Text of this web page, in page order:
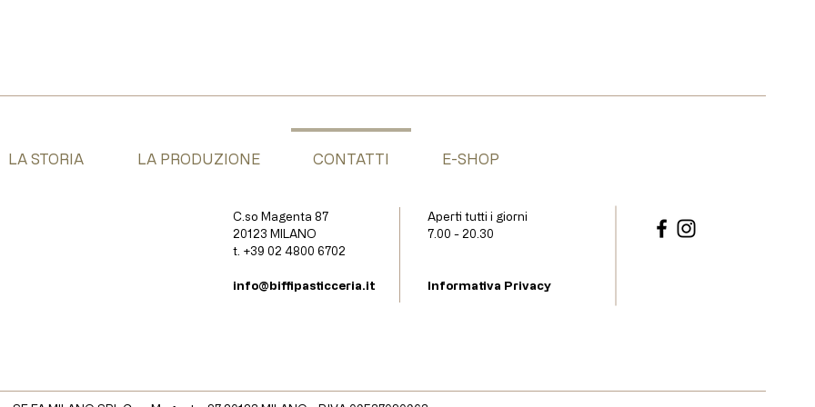
LA STORIA LA PRODUZIONE CONTATTI E-SHOP
C.so Magenta 87
20123 MILANO
t. +39 02 4800 6702
info@biffipasticceria.it
Aperti tutti i giorni
7.00 - 20.30
Informativa Privacy